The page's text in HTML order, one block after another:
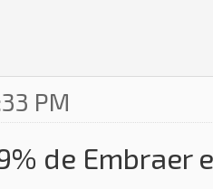
PM
de Embraer